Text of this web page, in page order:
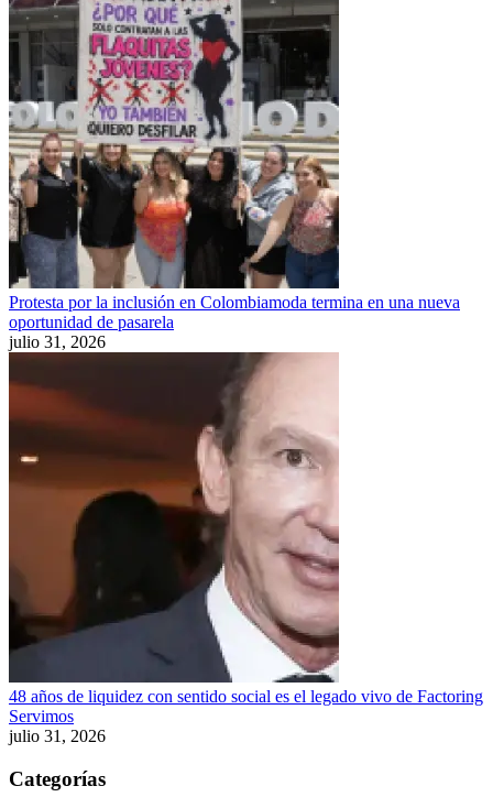
Protesta por la inclusión en Colombiamoda termina en una nueva
oportunidad de pasarela
julio 31, 2026
48 años de liquidez con sentido social es el legado vivo de Factoring
Servimos
julio 31, 2026
Categorías